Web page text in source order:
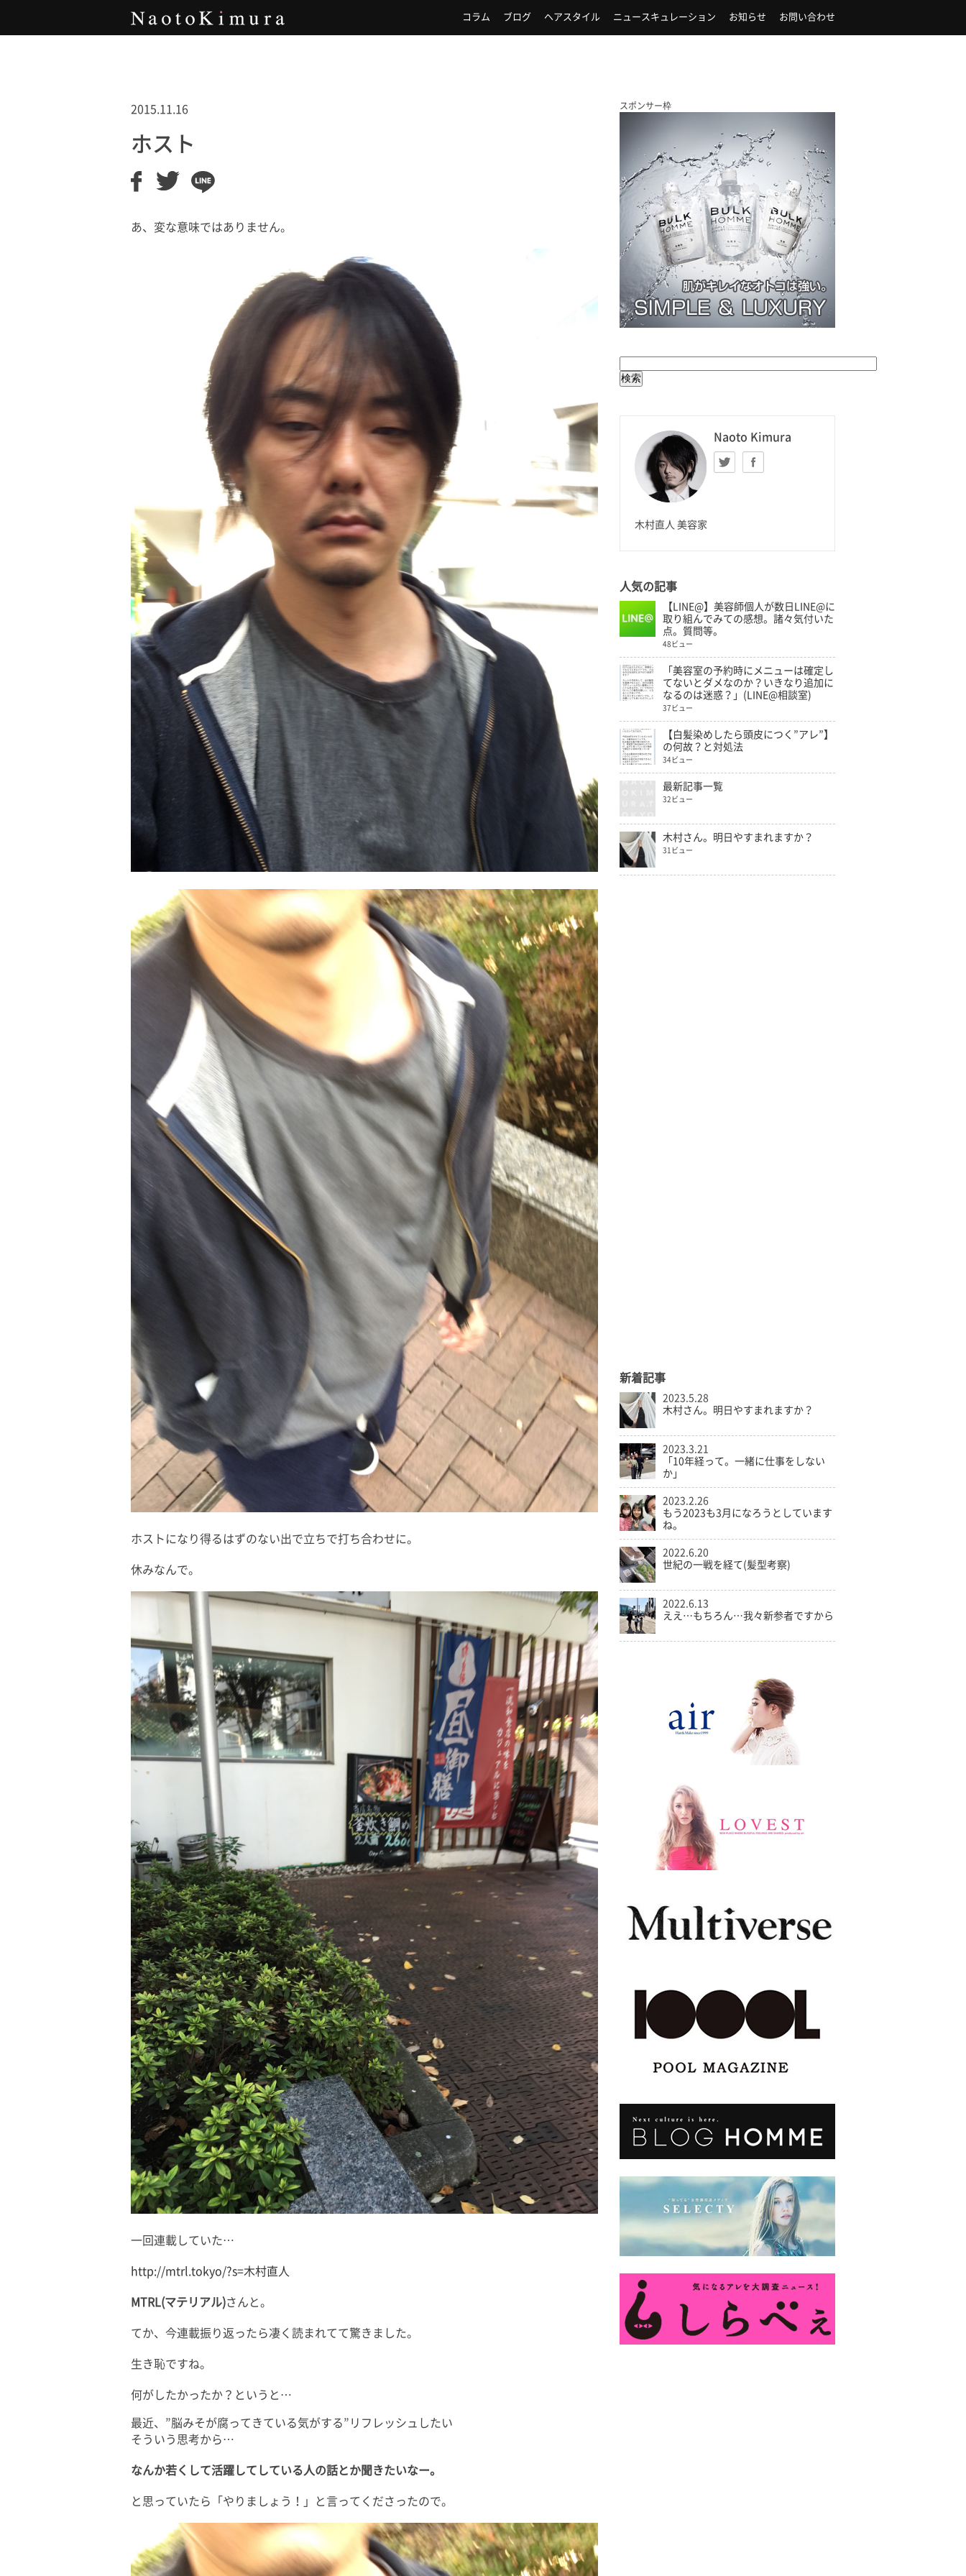
コラム ブログ ヘアスタイル ニュースキュレーション お知らせ お問い合わせ
2015.11.16
ホスト
あ、変な意味ではありません。
ホストになり得るはずのない出で立ちで打ち合わせに。
休みなんで。
一回連載していた…
http://mtrl.tokyo/?s=木村直人
MTRL(マテリアル)さんと。
てか、今連載振り返ったら凄く読まれてて驚きました。
生き恥ですね。
何がしたかったか？というと…
最近、”脳みそが腐ってきている気がする”リフレッシュしたい
そういう思考から…
なんか若くして活躍してしている人の話とか聞きたいなー。
と思っていたら「やりましょう！」と言ってくださったので。
スポンサー枠
Naoto Kimura
木村直人 美容家
人気の記事
【LINE@】美容師個人が数日LINE@に
取り組んでみての感想。諸々気付いた
点。質問等。
48ビュー
「美容室の予約時にメニューは確定し
てないとダメなのか？いきなり追加に
なるのは迷惑？」(LINE@相談室)
37ビュー
【白髪染めしたら頭皮につく”アレ”】
の何故？と対処法
34ビュー
最新記事一覧
32ビュー
木村さん。明日やすまれますか？
31ビュー
新着記事
2023.5.28
木村さん。明日やすまれますか？
2023.3.21
「10年経って。一緒に仕事をしない
か」
2023.2.26
もう2023も3月になろうとしています
ね。
2022.6.20
世紀の一戦を経て(髪型考察)
2022.6.13
ええ…もちろん…我々新参者ですから